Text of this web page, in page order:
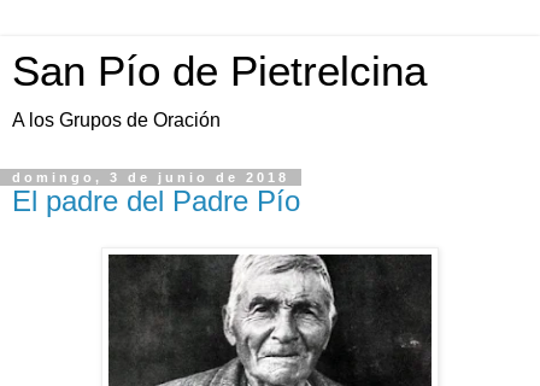
San Pío de Pietrelcina
A los Grupos de Oración
domingo, 3 de junio de 2018
El padre del Padre Pío